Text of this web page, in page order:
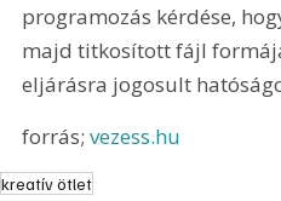
programozás kérdése,
majd titkosított fájl
eljárásra jogosult
forrás; vezess.hu
kreatív ötlet